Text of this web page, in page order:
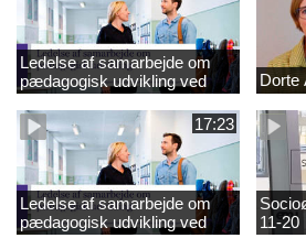
Ledelse af samarbejde om
pædagogisk udvikling ved
EVA 18-11-20
Dorte
17:23
Ledelse af samarbejde om
pædagogisk udvikling ved
EVA
11-20